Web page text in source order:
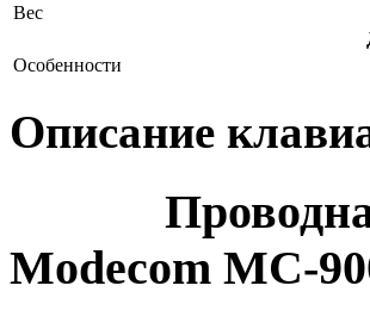
Вес
Особенности
Описание
Проводная
Modecom MC-